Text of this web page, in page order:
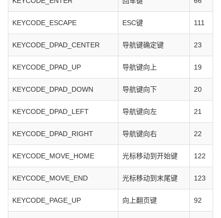
KEYCODE_ESCAPE ESC键 111
KEYCODE_DPAD_CENTER 导航键确定键 23
KEYCODE_DPAD_UP 导航键向上 19
KEYCODE_DPAD_DOWN 导航键向下 20
KEYCODE_DPAD_LEFT 导航键向左 21
KEYCODE_DPAD_RIGHT 导航键向右 22
KEYCODE_MOVE_HOME 光标移动到开始键 122
KEYCODE_MOVE_END 光标移动到末尾键 123
KEYCODE_PAGE_UP 向上翻页键 92